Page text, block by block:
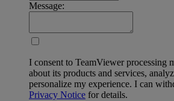
Message:
I consent to TeamViewer processing
about its products and services,
personalize my experience. I can
Privacy Notice for details.